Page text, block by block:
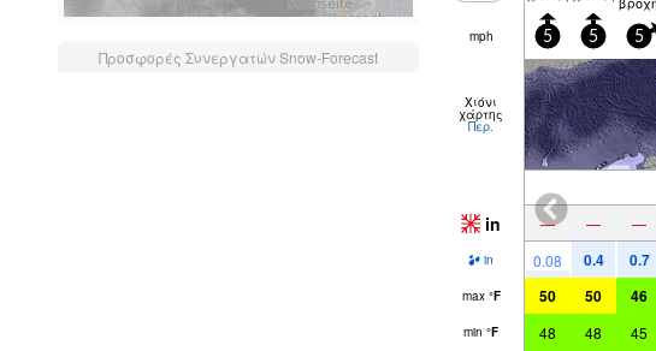
Προσφορές Συνεργατών Snow-Forecast
mph 5 5 5
Χιόνι
χάρτης
Περ.
in — — —
in 0.08 0.4 0.7
max °F 50 50 46
min °F 48 48 45